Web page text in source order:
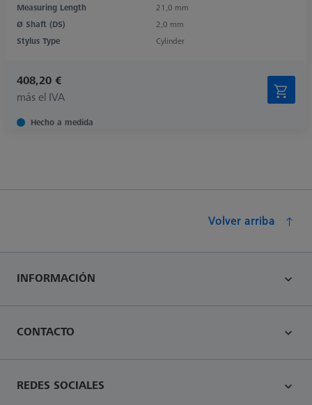
Measuring Length
21,0 mm
Ø Shaft (DS)
2,0 mm
Stylus Type
Cylinder
408,20 €
más el IVA
Hecho a medida
Volver arriba
INFORMACIÓN
CONTACTO
REDES SOCIALES